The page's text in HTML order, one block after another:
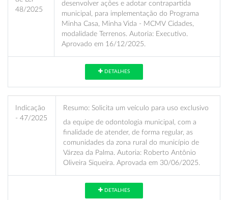
48/2025
desenvolver ações e adotar contrapartida
municipal, para implementação do Programa
Minha Casa, Minha Vida - MCMV Cidades,
modalidade Terrenos. Autoria: Executivo.
Aprovado em 16/12/2025.
DETALHES
Indicação
- 47/2025
Resumo: Solicita um veículo para uso exclusivo
da equipe de odontologia municipal, com a
finalidade de atender, de forma regular, as
comunidades da zona rural do município de
Várzea da Palma. Autoria: Roberto Antônio
Oliveira Siqueira. Aprovada em 30/06/2025.
DETALHES